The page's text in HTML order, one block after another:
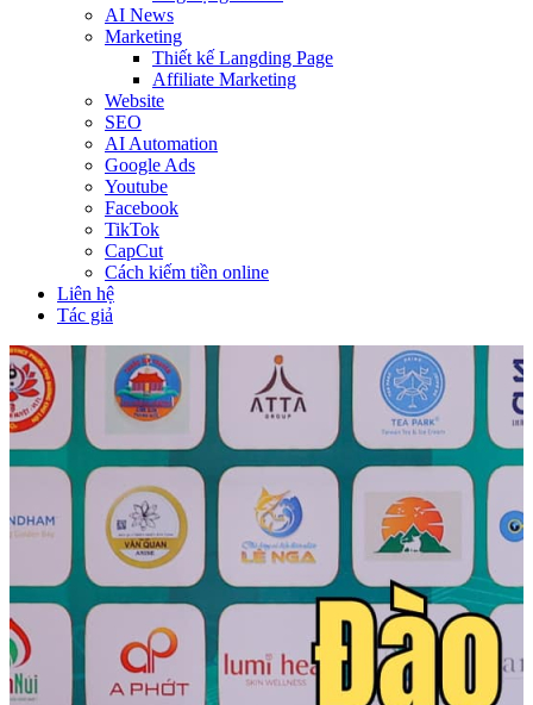
AI News
Marketing
Thiết kế Langding Page
Affiliate Marketing
Website
SEO
AI Automation
Google Ads
Youtube
Facebook
TikTok
CapCut
Cách kiếm tiền online
Liên hệ
Tác giả